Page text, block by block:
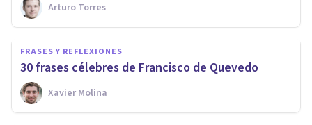
Arturo Torres
FRASES Y REFLEXIONES
30 frases célebres de Francisco de Quevedo
Xavier Molina